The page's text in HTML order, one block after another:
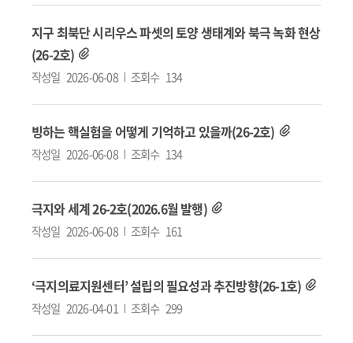
지구 최북단 시리우스 파셋의 토양 생태계와 북극 녹화 현상
(26-2호)
작성일 2026-06-08 조회수 134
빙하는 핵실험을 어떻게 기억하고 있을까(26-2호)
작성일 2026-06-08 조회수 134
극지와 세계 26-2호(2026.6월 발행)
작성일 2026-06-08 조회수 161
‘극지의료지원센터’ 설립의 필요성과 추진방향(26-1호)
작성일 2026-04-01 조회수 299